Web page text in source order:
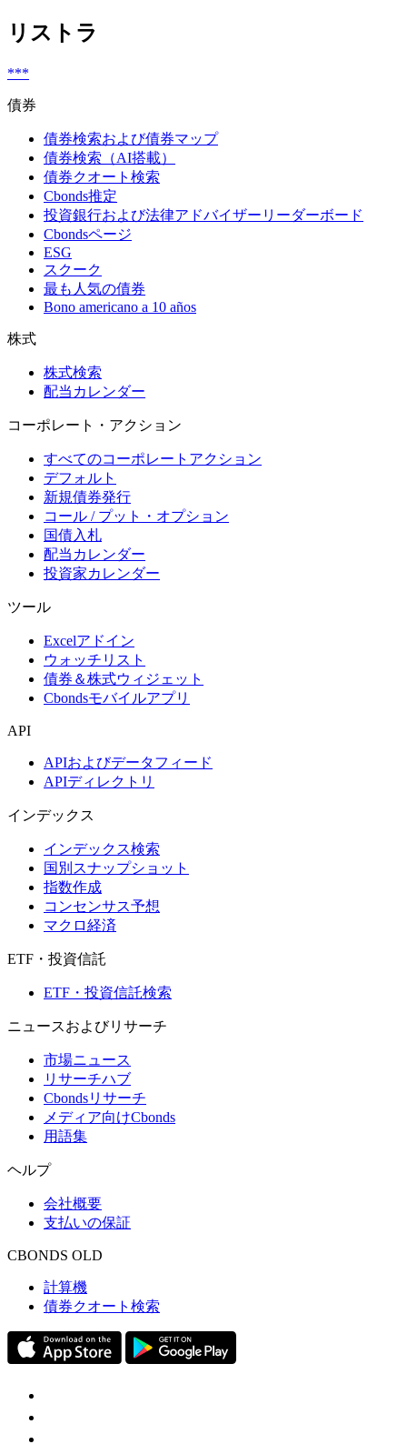
リストラ
***
債券
債券検索および債券マップ
債券検索（AI搭載）
債券クオート検索
Cbonds推定
投資銀行および法律アドバイザーリーダーボード
Cbondsページ
ESG
スクーク
最も人気の債券
Bono americano a 10 años
株式
株式検索
配当カレンダー
コーポレート・アクション
すべてのコーポレートアクション
デフォルト
新規債券発行
コール / プット・オプション
国債入札
配当カレンダー
投資家カレンダー
ツール
Excelアドイン
ウォッチリスト
債券＆株式ウィジェット
Cbondsモバイルアプリ
API
APIおよびデータフィード
APIディレクトリ
インデックス
インデックス検索
国別スナップショット
指数作成
コンセンサス予想
マクロ経済
ETF・投資信託
ETF・投資信託検索
ニュースおよびリサーチ
市場ニュース
リサーチハブ
Cbondsリサーチ
メディア向けCbonds
用語集
ヘルプ
会社概要
支払いの保証
CBONDS OLD
計算機
債券クオート検索